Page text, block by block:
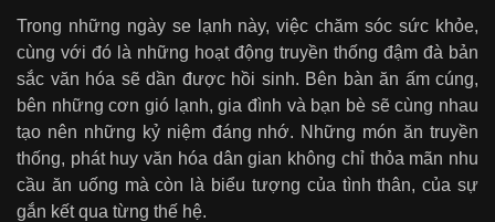
Trong những ngày se lạnh này, việc chăm sóc sức khỏe,
cùng với đó là những hoạt động truyền thống đậm đà bản
sắc văn hóa sẽ dần được hồi sinh. Bên bàn ăn ấm cúng,
bên những cơn gió lạnh, gia đình và bạn bè sẽ cùng nhau
tạo nên những kỷ niệm đáng nhớ. Những món ăn truyền
thống, phát huy văn hóa dân gian không chỉ thỏa mãn nhu
cầu ăn uống mà còn là biểu tượng của tình thân, của sự
gắn kết qua từng thế hệ.